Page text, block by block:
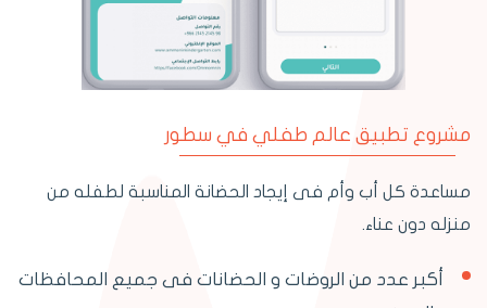
مشروع تطبيق عالم طفلي في سطور
مساعدة كل أب وأم فى إيجاد الحضانة المناسبة لطفله من
منزله دون عناء.
أكبر عدد من الروضات و الحضانات فى جميع المحافظات